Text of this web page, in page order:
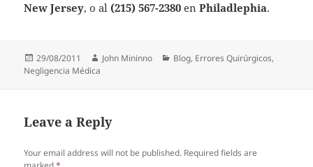
New Jersey, o al (215) 567-2380 enPhiladlephia.
Posted
on
29/08/2011 Author
John Mininno Categories
Blog, Errores Quirúrgicos,
Negligencia Médica
Leave a Reply
Your email address will not be published. Required fields are